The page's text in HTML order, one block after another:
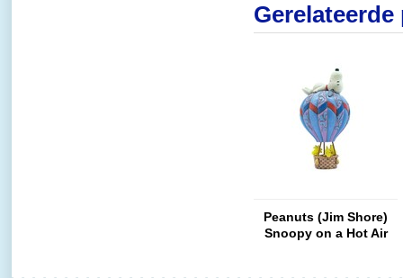
Peanuts (Jim Shore)
Snoopy on a Hot Air